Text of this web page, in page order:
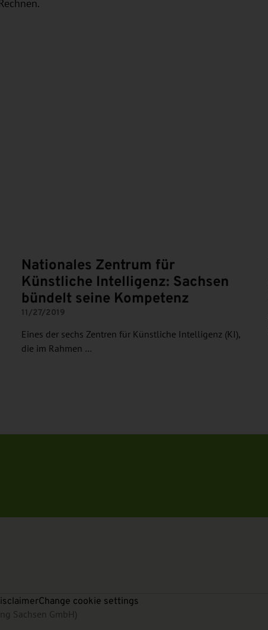
Nationales Zentrum für
Künstliche Intelligenz: Sachsen
bündelt seine Kompetenz
11/27/2019
Eines der sechs Zentren für Künstliche Intelligenz (KI),
die im Rahmen …
Change cookie settings
Sachsen GmbH)